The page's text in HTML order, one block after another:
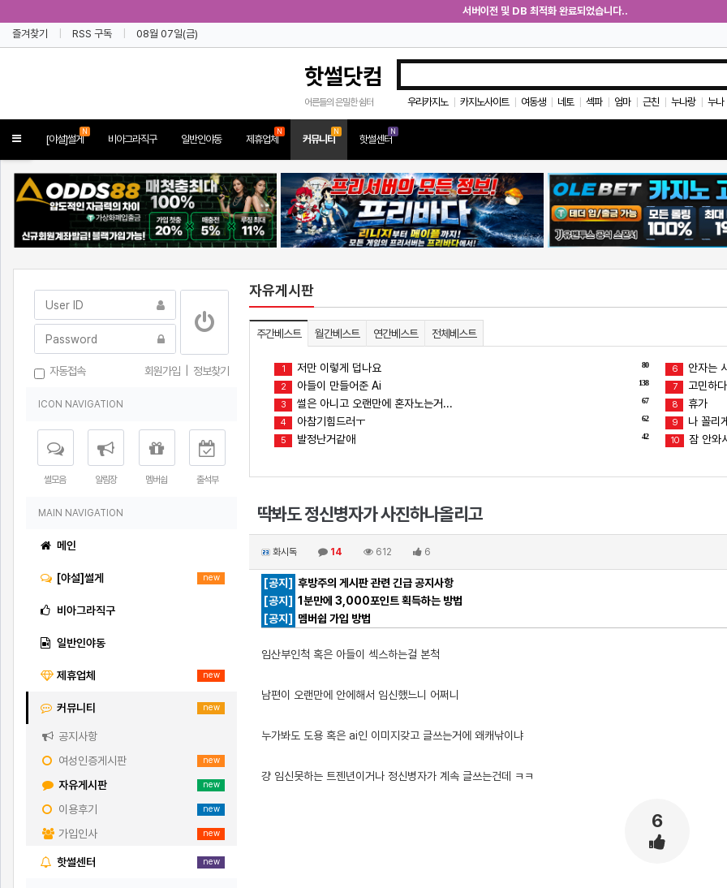
서버이전 및 DB 최적화 완료되었습니다..
즐겨찾기
RSS 구독 08월 07일(금)
핫썰닷컴
어른들의 은밀한 쉼터 우리카지노 카지노사이트 여동생 네토 섹파 엄마 근친 누나랑 누나
Toggle[야설]썰게
N
비아그라직구 일반인야동 제휴업체
N
커뮤니티
N
핫썰센터
N
자유게시판
주간베스트 월간베스트 연간베스트 전체베스트
80
1 저만 이렇게 덥나요
138
2 아들이 만들어준 Ai
67
3 썰은 아니고 오랜만에 혼자노는거...
62
4 아참기힘드러ㅜ
42
5 발정난거같애
6 안자는
7 고민하
8 휴가
9 나 꼴리
10 잠 안와
딱봐도 정신병자가 사진하나올리고
화시독 14 612 6
[공지] 후방주의 게시판 관련 긴급 공지사항
[공지] 1분만에 3,000포인트 획득하는 방법
[공지]
멤버쉽 가입 방법
임산부인척 혹은 아들이 섹스하는걸 본척
남편이 오랜만에 안에해서 임신했느니 어쩌니
누가봐도 도용 혹은 ai인 이미지갖고 글쓰는거에 왜캐낚이냐
걍 임신못하는 트젠년이거나 정신병자가 계속 글쓰는건데 ㅋㅋ
6
자동접속 회원가입 정보찾기
ICON NAVIGATION
썰모음 알림장 멤버쉽 출석부
MAIN NAVIGATION
메인
[야설]썰게 new
비아그라직구
일반인야동
제휴업체 new
커뮤니티 new
공지사항
new
여성인증게시판
new
자유게시판
new
이용후기
new
가입인사
핫썰센터 new